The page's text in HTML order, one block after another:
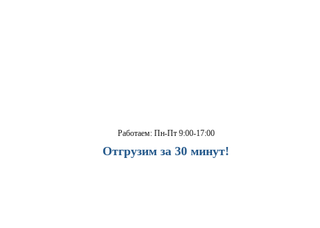
Работаем: Пн-Пт 9:00-17:00
Отгрузим за 30 минут!